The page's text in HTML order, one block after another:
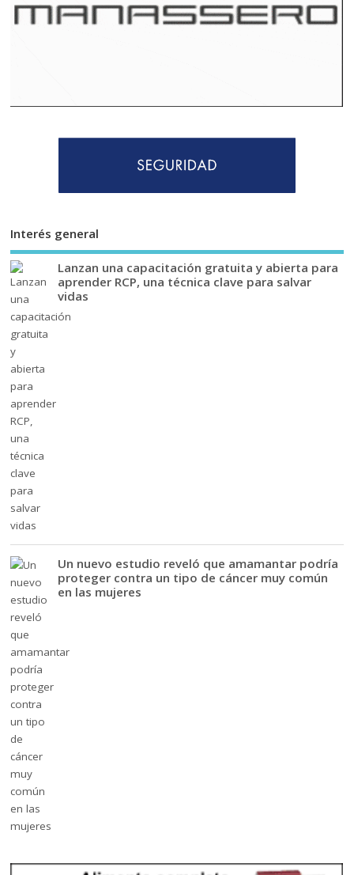
Interés general
Lanzan una capacitación gratuita y abierta para
aprender RCP, una técnica clave para salvar
vidas
Un nuevo estudio reveló que amamantar podría
proteger contra un tipo de cáncer muy común
en las mujeres